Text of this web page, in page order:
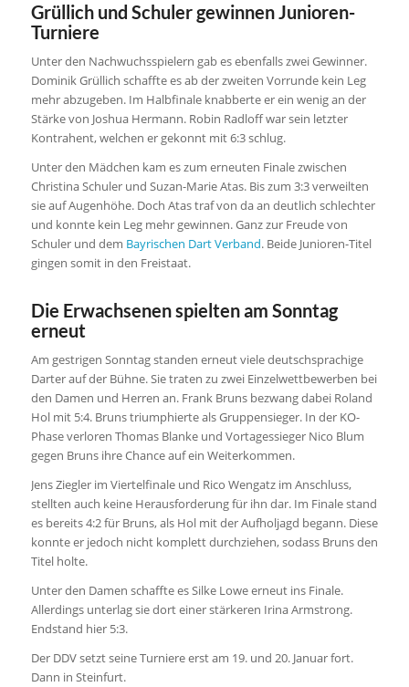
Grüllich und Schuler gewinnen Junioren-
Turniere
Unter den Nachwuchsspielern gab es ebenfalls zwei Gewinner.
Dominik Grüllich schaffte es ab der zweiten Vorrunde kein Leg
mehr abzugeben. Im Halbfinale knabberte er ein wenig an der
Stärke von Joshua Hermann. Robin Radloff war sein letzter
Kontrahent, welchen er gekonnt mit 6:3 schlug.
Unter den Mädchen kam es zum erneuten Finale zwischen
Christina Schuler und Suzan-Marie Atas. Bis zum 3:3 verweilten
sie auf Augenhöhe. Doch Atas traf von da an deutlich schlechter
und konnte kein Leg mehr gewinnen. Ganz zur Freude von
Schuler und dem Bayrischen Dart Verband. Beide Junioren-Titel
gingen somit in den Freistaat.
Die Erwachsenen spielten am Sonntag
erneut
Am gestrigen Sonntag standen erneut viele deutschsprachige
Darter auf der Bühne. Sie traten zu zwei Einzelwettbewerben bei
den Damen und Herren an. Frank Bruns bezwang dabei Roland
Hol mit 5:4. Bruns triumphierte als Gruppensieger. In der KO-
Phase verloren Thomas Blanke und Vortagessieger Nico Blum
gegen Bruns ihre Chance auf ein Weiterkommen.
Jens Ziegler im Viertelfinale und Rico Wengatz im Anschluss,
stellten auch keine Herausforderung für ihn dar. Im Finale stand
es bereits 4:2 für Bruns, als Hol mit der Aufholjagd begann. Diese
konnte er jedoch nicht komplett durchziehen, sodass Bruns den
Titel holte.
Unter den Damen schaffte es Silke Lowe erneut ins Finale.
Allerdings unterlag sie dort einer stärkeren Irina Armstrong.
Endstand hier 5:3.
Der DDV setzt seine Turniere erst am 19. und 20. Januar fort.
Dann in Steinfurt.